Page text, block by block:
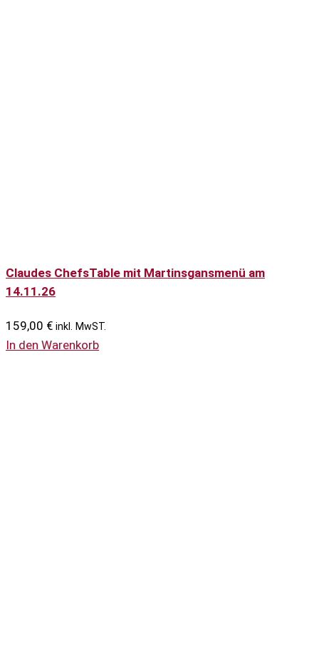
Claudes ChefsTable mit Martinsgansmenü am
14.11.26
159,00 € inkl. MwST.
In den Warenkorb